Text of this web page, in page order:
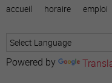
accueil horaire emploi
Powered by